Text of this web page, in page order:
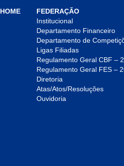
HOME
FEDERAÇÃO
Institucional
Departamento Financeiro
Departamento de
Ligas Filiadas
Regulamento Geral CBF –
Regulamento Geral FES –
Diretoria
Atas/Atos/Resoluções
Ouvidoria